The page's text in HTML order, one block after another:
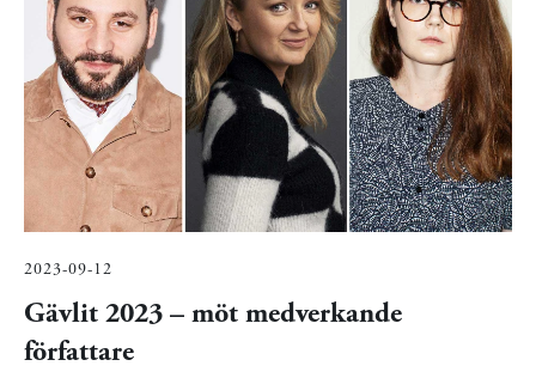
2023-09-12
Gävlit 2023 – möt medverkande
författare